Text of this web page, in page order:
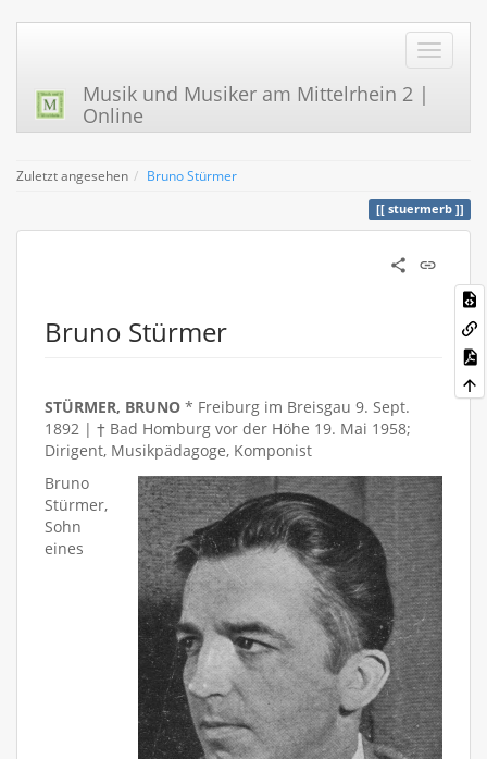
Musik und Musiker am Mittelrhein 2 |
Online
Zuletzt angesehen Bruno Stürmer
stuermerb
Bruno Stürmer
STÜRMER, BRUNO * Freiburg im Breisgau 9. Sept.
1892 | † Bad Homburg vor der Höhe 19. Mai 1958;
Dirigent, Musikpädagoge, Komponist
Bruno
Stürmer,
Sohn
eines